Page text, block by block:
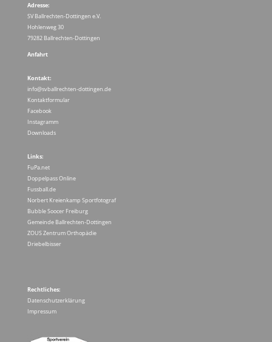
Adresse:
SV Ballrechten-Dottingen e.V.
Hohlenweg 30
79282 Ballrechten-Dottingen
Anfahrt
Kontakt:
info@svballrechten-dottingen.de
Kontaktformular
Facebook
Instagramm
Downloads
Links:
FuPa.net
Doppelpass Online
Fussball.de
Norbert Kreienkamp Sportfotograf
Bubble Soocer Freiburg
Gemeinde Ballrechten-Dottingen
ZOUS Zentrum Orthopädie
Driebelbisser
Rechtliches:
Datenschutzerklärung
Impressum